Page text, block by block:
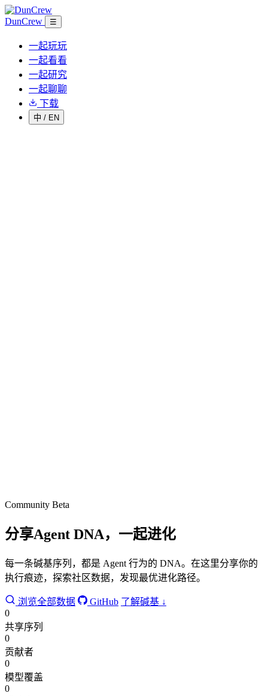
DunCrew ☰
一起玩玩
一起看看
一起研究
一起聊聊
下载
中 / EN
Community Beta
分享Agent DNA， 一起进化
每一条碱基序列，都是 Agent 行为的 DNA。在这里分享你的
执行痕迹，探索社区数据，发现最优进化路径。
浏览全部数据 GitHub 了解碱基 ↓
0
共享序列
0
贡献者
0
模型覆盖
0